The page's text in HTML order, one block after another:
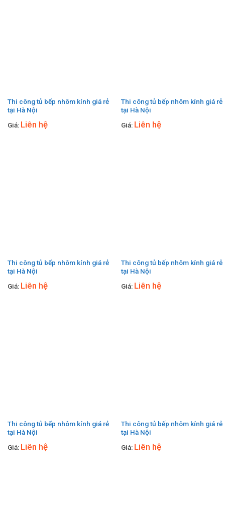
Thi công tủ bếp nhôm kính giá rẻ
tại Hà Nội
Giá: Liên hệ
Thi công tủ bếp nhôm kính giá rẻ
tại Hà Nội
Giá: Liên hệ
Thi công tủ bếp nhôm kính giá rẻ
tại Hà Nội
Giá: Liên hệ
Thi công tủ bếp nhôm kính giá rẻ
tại Hà Nội
Giá: Liên hệ
Thi công tủ bếp nhôm kính giá rẻ
tại Hà Nội
Giá: Liên hệ
Thi công tủ bếp nhôm kính giá rẻ
tại Hà Nội
Giá: Liên hệ